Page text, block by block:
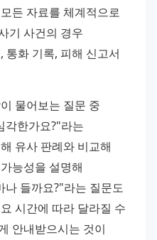
든 자료를 체계적으로
기 사건의 경우
통화 기록, 피해 신고서
물어보는 질문 중
각한가요?"라는
유사 판례와 비교해
능성을 설명해
들까요?"라는 질문도
시간에 따라 달라질 수
안내받으시는 것이